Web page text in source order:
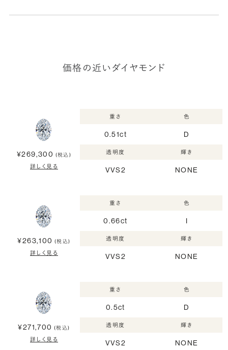
価格の近いダイヤモンド
¥269,300 (税込)
詳しく見る
重さ
0.51ct
色
D
透明度
VVS2
輝き
NONE
¥263,100 (税込)
詳しく見る
重さ
0.66ct
色
I
透明度
VVS2
輝き
NONE
¥271,700 (税込)
詳しく見る
重さ
0.5ct
色
D
透明度
VVS2
輝き
NONE